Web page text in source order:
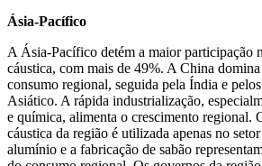
Ásia-Pacífico
A Ásia-Pacífico detém a maior participação
cáustica, com mais de 49%. A China
consumo regional, seguida pela Índia e
Asiático. A rápida industrialização,
e química, alimenta o crescimento regional.
cáustica da região é utilizada apenas no
alumínio e a fabricação de sabão